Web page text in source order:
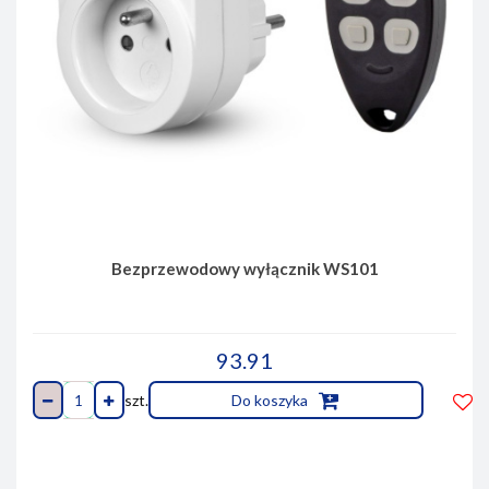
Bezprzewodowy wyłącznik WS101
93.91
szt. Do koszyka